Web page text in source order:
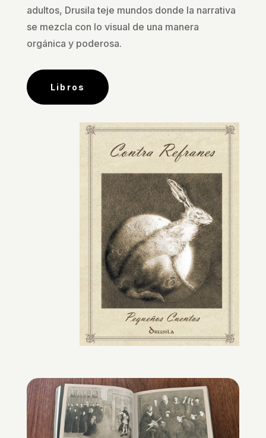
adultos, Drusila teje mundos donde la narrativa
se mezcla con lo visual de una manera
orgánica y poderosa.
Libros